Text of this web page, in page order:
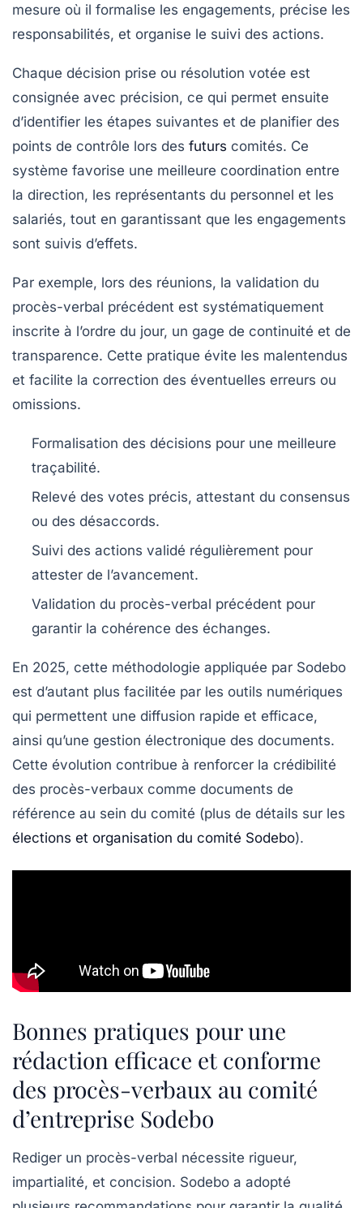
mesure où il formalise les engagements, précise les
responsabilités, et organise le suivi des actions.
Chaque décision prise ou résolution votée est
consignée avec précision, ce qui permet ensuite
d’identifier les étapes suivantes et de planifier des
points de contrôle lors des futurs comités. Ce
système favorise une meilleure coordination entre
la direction, les représentants du personnel et les
salariés, tout en garantissant que les engagements
sont suivis d’effets.
Par exemple, lors des réunions, la validation du
procès-verbal précédent est systématiquement
inscrite à l’ordre du jour, un gage de continuité et de
transparence. Cette pratique évite les malentendus
et facilite la correction des éventuelles erreurs ou
omissions.
Formalisation des décisions pour une meilleure
traçabilité.
Relevé des votes précis, attestant du consensus
ou des désaccords.
Suivi des actions validé régulièrement pour
attester de l’avancement.
Validation du procès-verbal précédent pour
garantir la cohérence des échanges.
En 2025, cette méthodologie appliquée par Sodebo
est d’autant plus facilitée par les outils numériques
qui permettent une diffusion rapide et efficace,
ainsi qu’une gestion électronique des documents.
Cette évolution contribue à renforcer la crédibilité
des procès-verbaux comme documents de
référence au sein du comité (plus de détails sur les
élections et organisation du comité Sodebo).
Bonnes pratiques pour une
rédaction efficace et conforme
des procès-verbaux au comité
d’entreprise Sodebo
Rediger un procès-verbal nécessite rigueur,
impartialité, et concision. Sodebo a adopté